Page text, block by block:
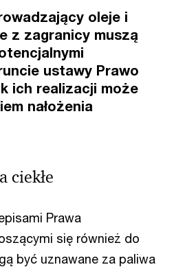
oleje i
z zagranicy muszą
ustawy Prawo
ich realizacji może
nałożenia
ciekłe
Prawa
się również do
być uznawane za paliwa